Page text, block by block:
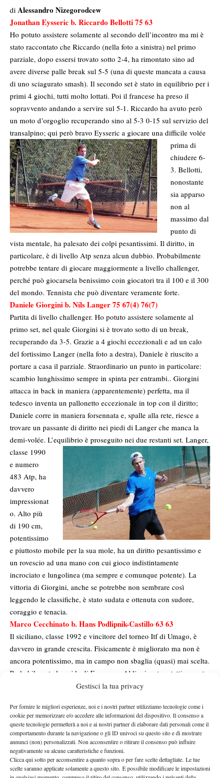
Gestisci la tua privacy
Per fornire le migliori esperienze, noi e i nostri partner utilizziamo tecnologie come i
cookie per memorizzare e/o accedere alle informazioni del dispositivo. Il consenso a
queste tecnologie permetterà a noi e ai nostri partner di elaborare dati personali come il
comportamento durante la navigazione o gli ID univoci su questo sito e di mostrare
annunci (non) personalizzati. Non acconsentire o ritirare il consenso può influire
negativamente su alcune caratteristiche e funzioni.
Clicca qui sotto per acconsentire a quanto sopra o per fare scelte dettagliate. Le tue
scelte saranno applicate solamente a questo sito. È possibile modificare le impostazioni
di Alessandro Nizegorodcew
Jonathan Eysseric b. Riccardo Bellotti 75 63
Ho potuto assistere solamente al secondo dell’incontro ma mi è
stato raccontato che Riccardo (nella foto a sinistra) nel primo
parziale, dopo essersi trovato sotto 2-4, ha rimontato sino ad
avere diverse palle break sul 5-5 (una di queste mancata a causa
di uno sciagurato smash). Il secondo set è stato in equilibrio per i
primi 4 giochi, tutti molto lottati. Poi il francese ha preso il
sopravvento andando a servire sul 5-1. Riccardo ha avuto però
un moto d’orgoglio recuperando sino al 5-3 0-15 sul servizio del
transalpino; qui però bravo Eysseric a giocare una difficile volée
prima di
chiudere 6-
3. Bellotti,
nonostante
sia apparso
non al
massimo dal
punto di
vista mentale, ha palesato dei colpi pesantissimi. Il diritto, in
particolare, è di livello Atp senza alcun dubbio. Probabilmente
potrebbe tentare di giocare maggiormente a livello challenger,
perché può giocarsela benissimo coin giocatori tra il 100 e il 300
del mondo. Tennista che può diventare veramente forte.
Daniele Giorgini b. Nils Langer 75 67(4) 76(7)
Partita di livello challenger. Ho potuto assistere solamente al
primo set, nel quale Giorgini si è trovato sotto di un break,
recuperando da 3-5. Grazie a 4 giochi eccezionali e ad un calo
del fortissimo Langer (nella foto a destra), Daniele è riuscito a
portare a casa il parziale. Straordinario un punto in particolare:
scambio lunghissimo sempre in spinta per entrambi.. Giorgini
attacca in back in maniera (apparentemente) perfetta, ma il
tedesco inventa un pallonetto eccezionale in top con il diritto;
Daniele corre in maniera forsennata e, spalle alla rete, riesce a
trovare un passante di diritto nei piedi di Langer che manca la
demi-volée. L’equilibrio è proseguito nei due restanti set. Langer,
classe 1990
e numero
483 Atp, ha
davvero
impressionat
o. Alto più
di 190 cm,
potentissimo
e piuttosto mobile per la sua mole, ha un diritto pesantissimo e
un rovescio ad una mano con cui gioco indistintamente
incrociato e lungolinea (ma sempre e comunque potente). La
vittoria di Giorgini, anche se potrebbe non sembrare così
leggendo le classifiche, è stato sudata e ottenuta con sudore,
coraggio e tenacia.
Marco Cecchinato b. Hans Podlipnik-Castillo 63 63
Il siciliano, classe 1992 e vincitore del torneo Itf di Umago, è
davvero in grande crescita. Fisicamente è migliorato ma non è
ancora potentissimo, ma in campo non sbaglia (quasi) mai scelta.
Probabilmente la guida di Francesco Aldi, giocatore tatticamente
impeccabile, pare aver permesso un salto di qualità a Marco.
indietreggiando il meno possibile quando costretto in fase
difensiva. Con lo schema servizio-diritto ha portato a casa molti
punti e il rovescio ad una mano, molto bello stilisticamente, è
molto incisivo. Il servizio è molto buono, sia piatto che in kick.
Domani contro Giorgini sarà la rivincita del primo turno del
torneo di Umago, vinto proprio da Cecchinato. Si preannuncia